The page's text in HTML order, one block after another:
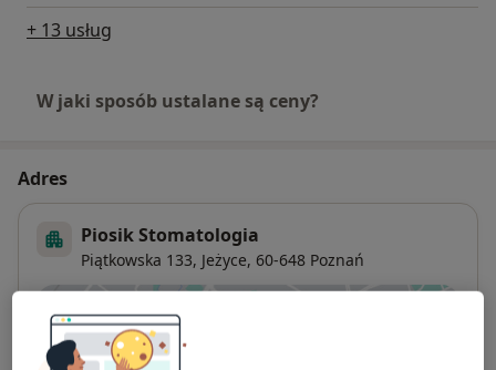
+ 13 usług
W jaki sposób ustalane są ceny?
Adres
Piosik Stomatologia
Piątkowska 133, Jeżyce, 60-648 Poznań